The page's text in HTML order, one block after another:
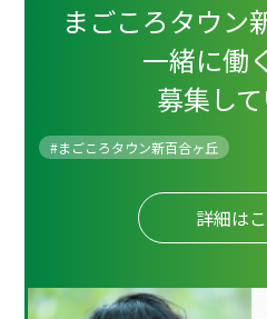
まごころタウン
一緒に働
募集し
#まごころタウン新百合ヶ丘
詳細は